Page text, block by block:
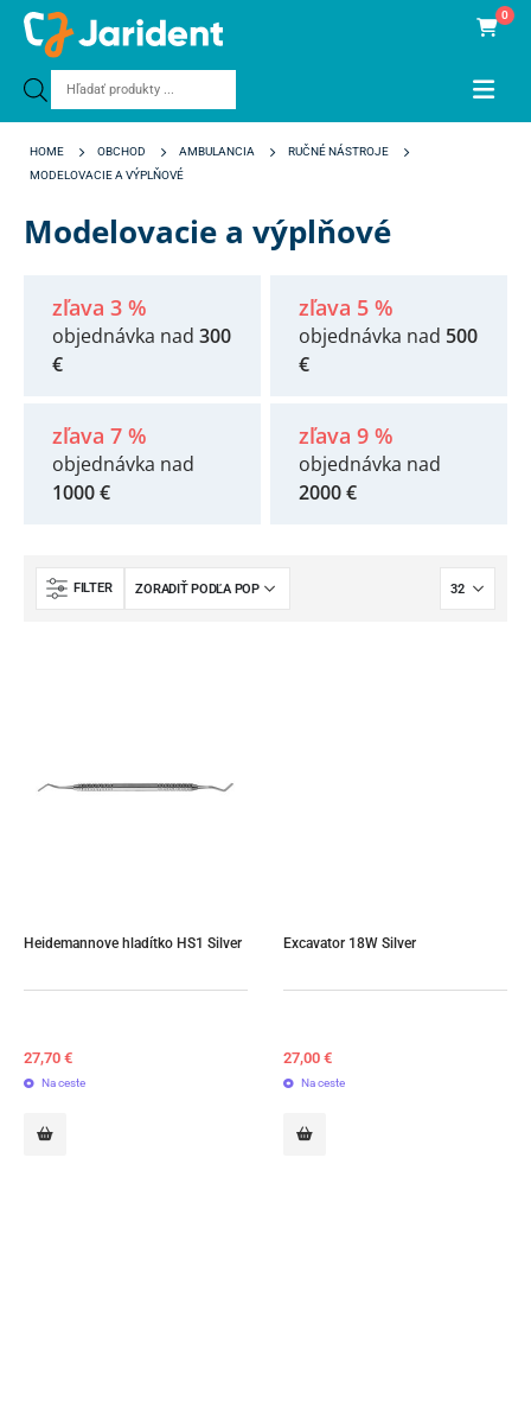
Products
0
HOME OBCHOD AMBULANCIA
RUČNÉ NÁSTROJE
MODELOVACIE A VÝPLŇOVÉ
Modelovacie a výplňové
zľava 3 %
objednávka nad 300
€
zľava 5 %
objednávka nad 500
€
zľava 7 %
objednávka nad
1000 €
zľava 9 %
objednávka nad
2000 €
FILTER
Heidemannove hladítko HS1 Silver
27,70 €
Na ceste
Excavator 18W Silver
27,00 €
Na ceste